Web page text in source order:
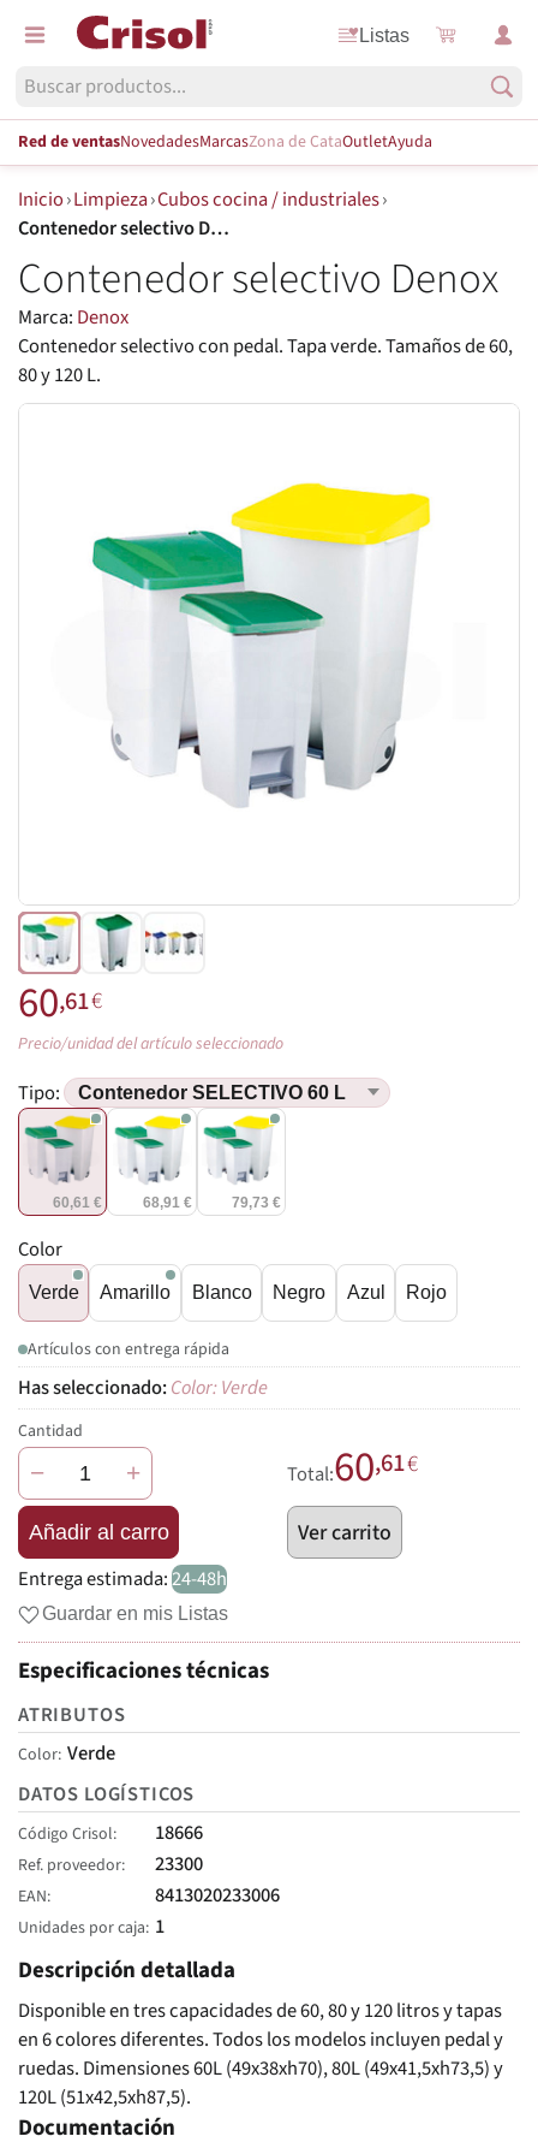
Listas
Red de ventasNovedadesMarcasZona de CataOutletAyuda
Inicio›Limpieza›Cubos cocina / industriales›
Contenedor selectivo Denox
Contenedor selectivo Denox
Marca: Denox
Contenedor selectivo con pedal. Tapa verde. Tamaños de 60,
80 y 120 L.
60,61€
Precio/unidad del artículo seleccionado
Tipo:
60,61 € 68,91 € 79,73 €
Color
Verde Amarillo Blanco Negro Azul Rojo
Artículos con entrega rápida
Color: Verde
Cantidad
− +
Añadir al carro
Total:60,61€
Ver carrito
Entrega estimada:24-48h
Guardar en mis Listas
Especificaciones técnicas
ATRIBUTOS
Color Verde
DATOS LOGÍSTICOS
Código Crisol 18666
Ref. proveedor 23300
EAN 8413020233006
Unidades por caja 1
Descripción detallada
Disponible en tres capacidades de 60, 80 y 120 litros y tapas
en 6 colores diferentes. Todos los modelos incluyen pedal y
ruedas. Dimensiones 60L (49x38xh70), 80L (49x41,5xh73,5) y
120L (51x42,5xh87,5).
Documentación